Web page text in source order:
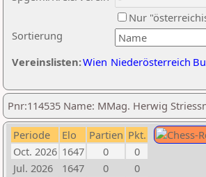
Sortierung
Nur
Vereinslisten:Wien Niederösterreich
Pnr:114535 Name: MMag. Herwig
Periode Elo Partien Pkt.
Oct. 2026 1647 0
0
Jul. 2026
1647 0
0